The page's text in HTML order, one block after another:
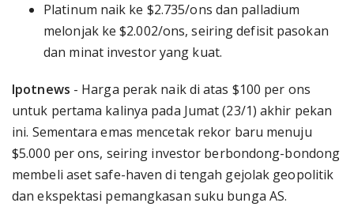
Platinum naik ke $2.735/ons dan palladium
melonjak ke $2.002/ons, seiring defisit pasokan
dan minat investor yang kuat.
Ipotnews - Harga perak naik di atas $100 per ons
untuk pertama kalinya pada Jumat (23/1) akhir pekan
ini. Sementara emas mencetak rekor baru menuju
$5.000 per ons, seiring investor berbondong-bondong
membeli aset safe-haven di tengah gejolak geopolitik
dan ekspektasi pemangkasan suku bunga AS.